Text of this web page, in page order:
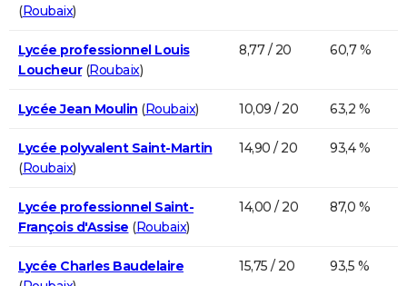
(Roubaix)
Lycée professionnel Louis
Loucheur(Roubaix)
8,77 / 20 60,7 %
Lycée Jean Moulin (Roubaix) 10,09 / 20 63,2 %
Lycée polyvalent Saint-Martin
(Roubaix)
14,90 / 20 93,4 %
Lycée professionnel Saint-
François d'Assise (Roubaix)
14,00 / 20 87,0 %
Lycée Charles Baudelaire
15,75 / 20 93,5 %